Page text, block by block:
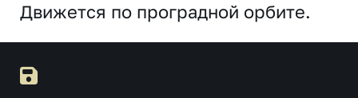
Движется по проградной орбите.